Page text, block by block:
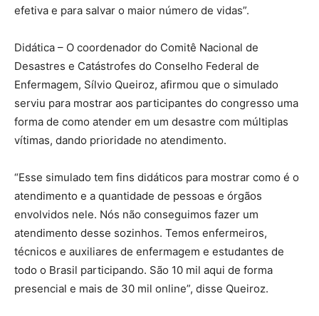
efetiva e para salvar o maior número de vidas”.
Didática – O coordenador do Comitê Nacional de
Desastres e Catástrofes do Conselho Federal de
Enfermagem, Sílvio Queiroz, afirmou que o simulado
serviu para mostrar aos participantes do congresso uma
forma de como atender em um desastre com múltiplas
vítimas, dando prioridade no atendimento.
“Esse simulado tem fins didáticos para mostrar como é o
atendimento e a quantidade de pessoas e órgãos
envolvidos nele. Nós não conseguimos fazer um
atendimento desse sozinhos. Temos enfermeiros,
técnicos e auxiliares de enfermagem e estudantes de
todo o Brasil participando. São 10 mil aqui de forma
presencial e mais de 30 mil online”, disse Queiroz.